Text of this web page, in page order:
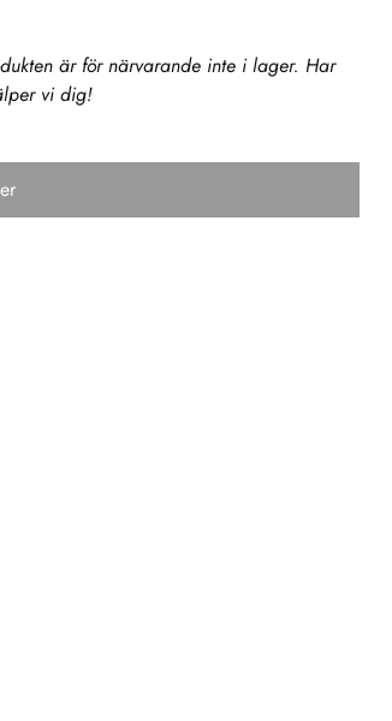
är för närvarande inte i lager. Har
vi dig!